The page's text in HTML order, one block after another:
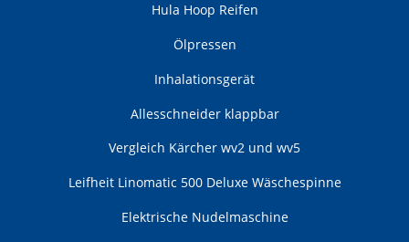
Hula Hoop Reifen
Ölpressen
Inhalationsgerät
Allesschneider klappbar
Vergleich Kärcher wv2 und wv5
Leifheit Linomatic 500 Deluxe Wäschespinne
Elektrische Nudelmaschine